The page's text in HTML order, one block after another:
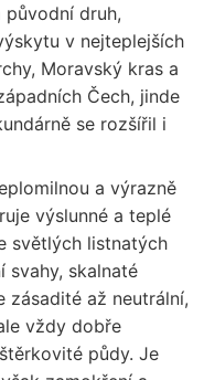
druh,
v nejteplejších
Moravský kras a
Čech, jinde
se rozšířil i
a výrazně
výslunné a teplé
světlých listnatých
svahy, skalnaté
zásadité až neutrální,
vždy dobře
půdy. Je